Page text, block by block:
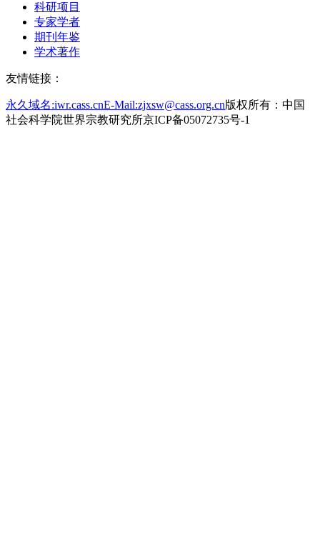
科研项目
专家学者
期刊年鉴
学术著作
友情链接：
永久域名:iwr.cass.cnE-Mail:zjxsw@cass.org.cn版权所有：中国
社会科学院世界宗教研究所京ICP备05072735号-1